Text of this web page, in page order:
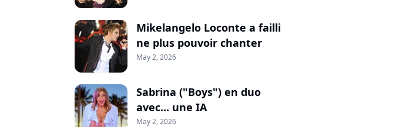
Mikelangelo Loconte a failli
ne plus pouvoir chanter
May 2, 2026
Sabrina ("Boys") en duo
avec... une IA
May 2, 2026